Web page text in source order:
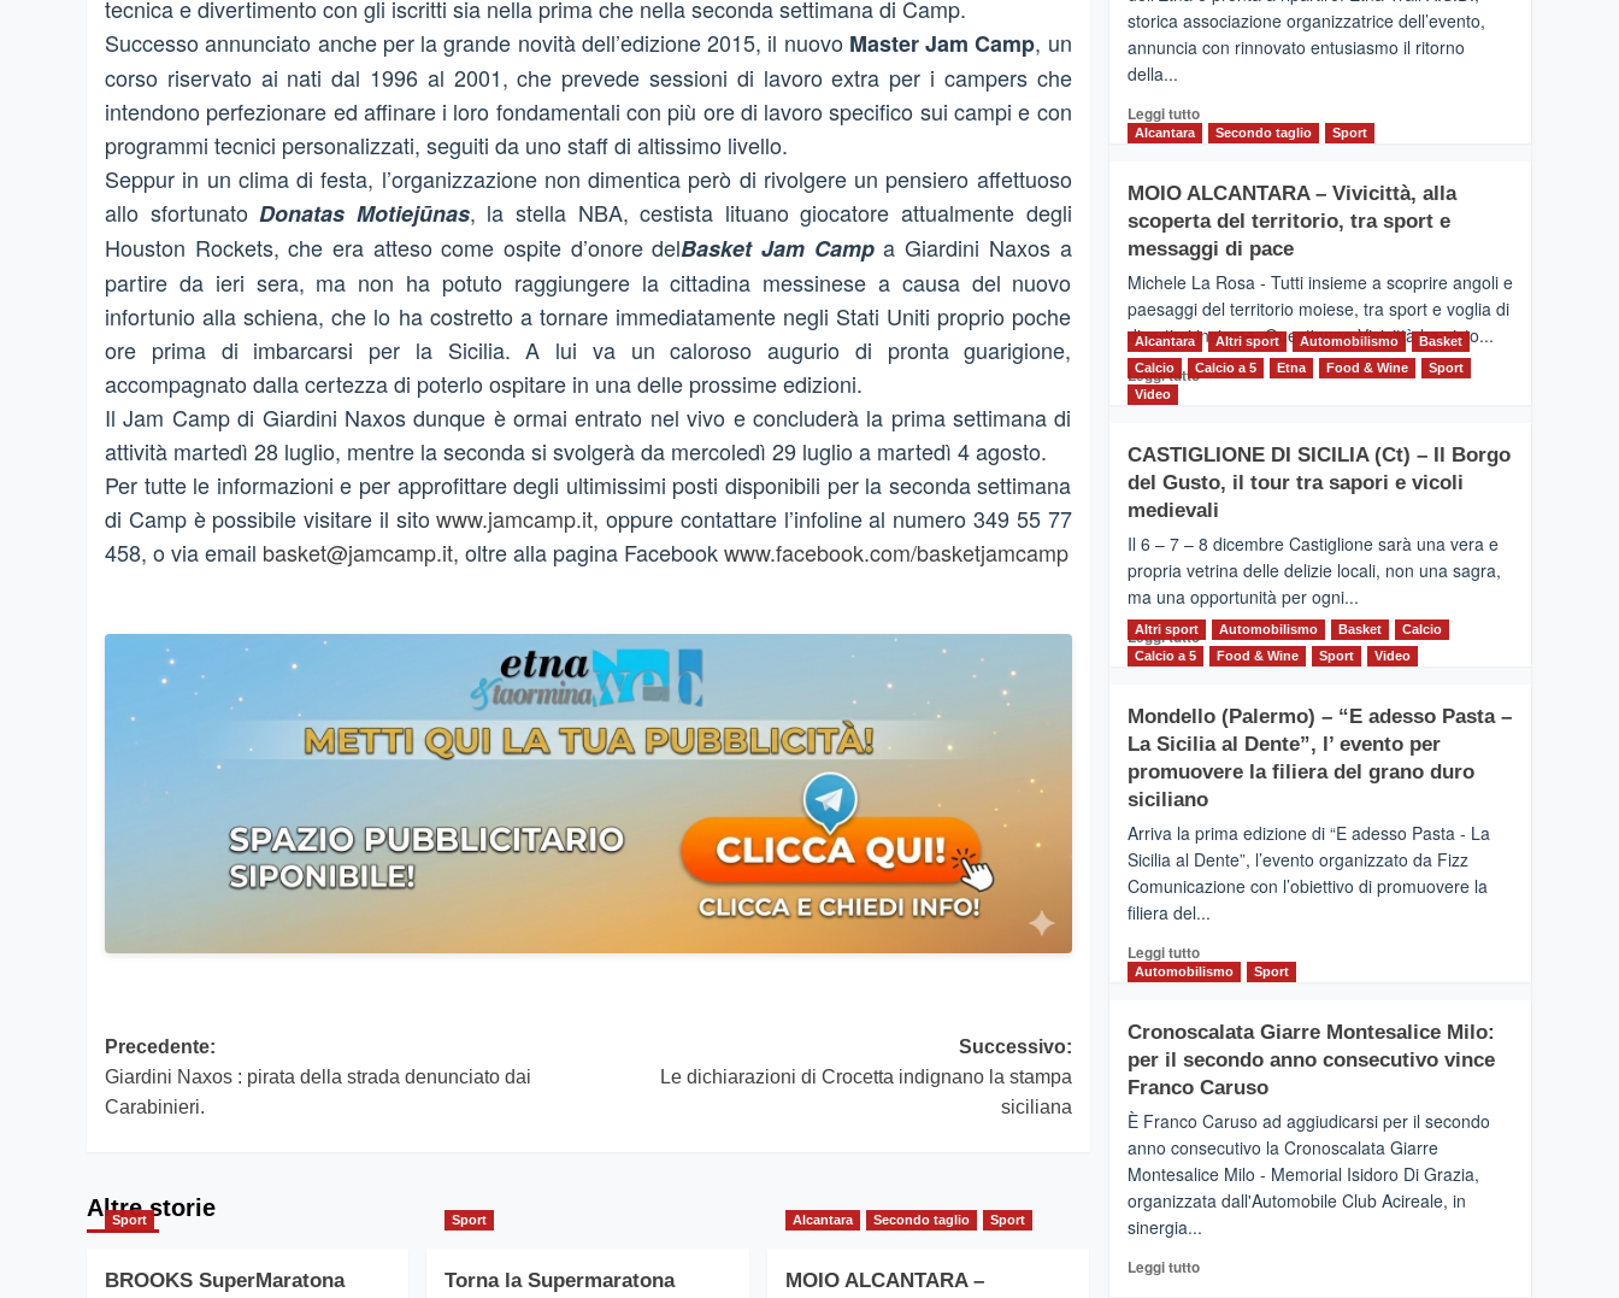
tecnica e divertimento con gli iscritti sia nella prima che nella seconda settimana di Camp.
Successo annunciato anche per la grande novità dell’edizione 2015, il nuovo Master Jam Camp, un
corso riservato ai nati dal 1996 al 2001, che prevede sessioni di lavoro extra per i campers che
intendono perfezionare ed affinare i loro fondamentali con più ore di lavoro specifico sui campi e con
programmi tecnici personalizzati, seguiti da uno staff di altissimo livello.
Seppur in un clima di festa, l’organizzazione non dimentica però di rivolgere un pensiero affettuoso
allo sfortunato Donatas Motiejūnas, la stella NBA, cestista lituano giocatore attualmente degli
Houston Rockets, che era atteso come ospite d’onore delBasket Jam Campa Giardini Naxos a
partire da ieri sera, ma non ha potuto raggiungere la cittadina messinese a causa del nuovo
infortunio alla schiena, che lo ha costretto a tornare immediatamente negli Stati Uniti proprio poche
ore prima di imbarcarsi per la Sicilia. A lui va un caloroso augurio di pronta guarigione,
accompagnato dalla certezza di poterlo ospitare in una delle prossime edizioni.
Il Jam Camp di Giardini Naxos dunque è ormai entrato nel vivo e concluderà la prima settimana di
attività martedì 28 luglio, mentre la seconda si svolgerà da mercoledì 29 luglio a martedì 4 agosto.
Per tutte le informazioni e per approfittare degli ultimissimi posti disponibili per la seconda settimana
di Camp è possibile visitare il sitowww.jamcamp.it, oppure contattare l’infoline al numero 349 55 77
458, o via email basket@jamcamp.it, oltre alla pagina Facebookwww.facebook.com/basketjamcamp
Navigazione
articolo
Precedente:
Giardini Naxos : pirata della strada denunciato dai
Carabinieri.
Successivo:
Le dichiarazioni di Crocetta indignano la stampa
siciliana
Altre storie
Sport
BROOKS SuperMaratona
Sport
Torna la Supermaratona
Alcantara Secondo taglio Sport
MOIO ALCANTARA –
presentata
l’edizione
2026
storica associazione organizzatrice dell’evento,
annuncia con rinnovato entusiasmo il ritorno
della...
Leggi tuttoLeggi
Torna
la
Supermaratona
Alcantara Secondo taglio Sport
MOIO ALCANTARA – Vivicittà, alla
scoperta del territorio, tra sport e
messaggi di pace
Michele La Rosa - Tutti insieme a scoprire angoli e
paesaggi del territorio moiese, tra sport e voglia di
divertirsi insieme. Quest'anno Vivicittà ha visto...
Leggi tuttoLeggi
MOIO
ALCANTARA
–
alla
scoperta
del
territorio,
tra
sport
messaggi
di
Alcantara Altri sport Automobilismo
Basket
Calcio
Calcio a 5 Etna Food & Wine
Sport
Video
CASTIGLIONE DI SICILIA (Ct) – Il Borgo
del Gusto, il tour tra sapori e vicoli
medievali
Il 6 – 7 – 8 dicembre Castiglione sarà una vera e
propria vetrina delle delizie locali, non una sagra,
ma una opportunità per ogni...
Leggi tuttoLeggi
CASTIGLIONE
DI
SICILIA
(Ct)
Il
Borgo
del
tour
tra
vicoli
medievali
Altri sport Automobilismo Basket
Calcio
Calcio a 5
Food & Wine Sport Video
Mondello (Palermo) – “E adesso Pasta –
La Sicilia al Dente”, l’ evento per
promuovere la filiera del grano duro
siciliano
Arriva la prima edizione di “E adesso Pasta - La
Sicilia al Dente”, l’evento organizzato da Fizz
Comunicazione con l’obiettivo di promuovere la
filiera del...
Leggi tuttoLeggi
di
Mondello
(Palermo)
–
adesso
Pasta
–
La
Dente”,
Automobilismo Sport
Cronoscalata Giarre Montesalice Milo:
per il secondo anno consecutivo vince
Franco Caruso
È Franco Caruso ad aggiudicarsi per il secondo
anno consecutivo la Cronoscalata Giarre
Montesalice Milo - Memorial Isidoro Di Grazia,
organizzata dall'Automobile Club Acireale, in
sinergia...
Leggi tuttoLeggi